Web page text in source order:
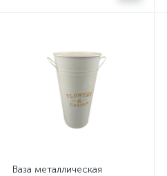
Ваза металлическая